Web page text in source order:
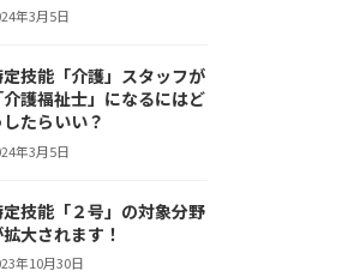
年3月5日
技能「介護」スタッフが
介護福祉士」になるにはど
したらいい？
年3月5日
技能「２号」の対象分野
大されます！
年10月30日